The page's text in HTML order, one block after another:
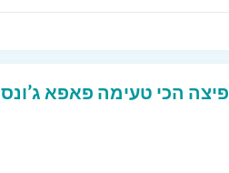
הכי טעימה פאפא ג’ונס